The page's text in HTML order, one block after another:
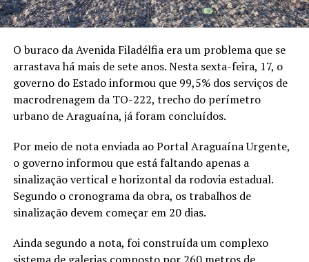
O buraco da Avenida Filadélfia era um problema que se
arrastava há mais de sete anos. Nesta sexta-feira, 17, o
governo do Estado informou que 99,5% dos serviços de
macrodrenagem da TO-222, trecho do perímetro
urbano de Araguaína, já foram concluídos.
Por meio de nota enviada ao Portal Araguaína Urgente,
o governo informou que está faltando apenas a
sinalização vertical e horizontal da rodovia estadual.
Segundo o cronograma da obra, os trabalhos de
sinalização devem começar em 20 dias.
Ainda segundo a nota, foi construída um complexo